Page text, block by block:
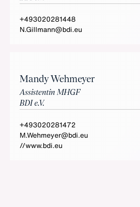
+493020281448
N.Gillmann@bdi.eu
Mandy Wehmeyer
Assistentin MHGF
BDI e.V.
+493020281472
M.Wehmeyer@bdi.eu
//www.bdi.eu